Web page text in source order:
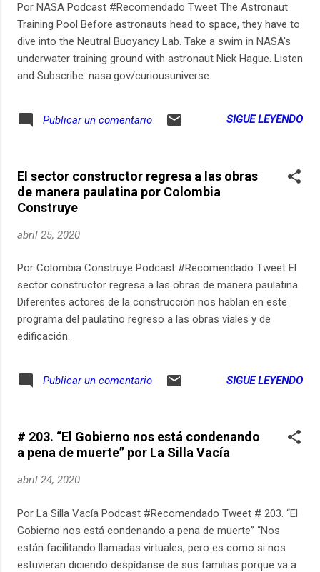
todos los enlaces mencionados: ¿Quieres saber cómo
aumentar tu velocidad de lectura?. Mírate este vídeo y
quizás hasta la dupliques en sólo 20 minutos: ¿Cómo
conseguir levantarse tem...
Por NASA Podcast #Recomendado Tweet The Astronaut
Training Pool Before astronauts head to space, they have to
dive into the Neutral Buoyancy Lab. Take a swim in NASA's
underwater training ground with astronaut Nick Hague. Listen
and Subscribe: nasa.gov/curiousuniverse
Publicar un comentario SIGUE LEYENDO
El sector constructor regresa a las obras
de manera paulatina por Colombia
Construye
abril 25, 2020
Por Colombia Construye Podcast #Recomendado Tweet El
sector constructor regresa a las obras de manera paulatina
Diferentes actores de la construcción nos hablan en este
programa del paulatino regreso a las obras viales y de
edificación.
Publicar un comentario SIGUE LEYENDO
# 203. “El Gobierno nos está condenando
a pena de muerte” por La Silla Vacía
abril 24, 2020
Por La Silla Vacía Podcast #Recomendado Tweet # 203. “El
Gobierno nos está condenando a pena de muerte” “Nos
están facilitando llamadas virtuales, pero es como si nos
estuvieran diciendo despídanse de sus familias porque va a